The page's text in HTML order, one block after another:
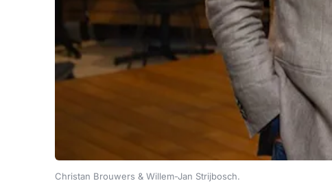
Christan Brouwers & Willem-Jan Strijbosch.